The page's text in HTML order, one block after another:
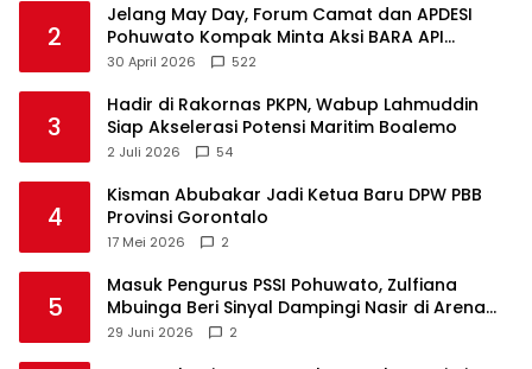
2
Jelang May Day, Forum Camat dan APDESI
Pohuwato Kompak Minta Aksi BARA API
Ditunda
30 April 2026 522
3
Hadir di Rakornas PKPN, Wabup Lahmuddin
Siap Akselerasi Potensi Maritim Boalemo
2 Juli 2026 54
4
Kisman Abubakar Jadi Ketua Baru DPW PBB
Provinsi Gorontalo
17 Mei 2026 2
5
Masuk Pengurus PSSI Pohuwato, Zulfiana
Mbuinga Beri Sinyal Dampingi Nasir di Arena
Politik ?
29 Juni 2026 2